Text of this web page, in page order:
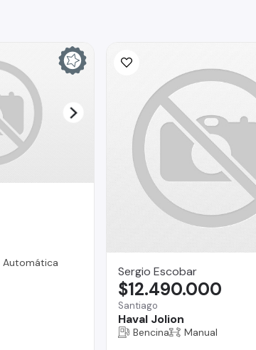
Automática
Sergio Escobar
Santiago
Haval Jolion
$12.490.000
Bencina Manual